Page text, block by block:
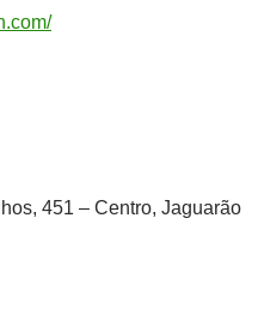
451 – Centro, Jaguarão